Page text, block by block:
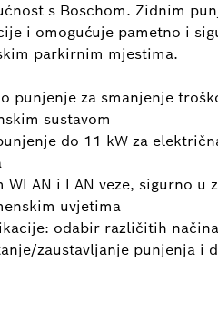
s Boschom. Zidnim
i omogućuje pametno i
parkirnim mjestima.
punjenje za smanjenje
sustavom
do 11 kW za
i LAN veze, sigurno u
uvjetima
odabir različitih
zaustavljanje punjenja i